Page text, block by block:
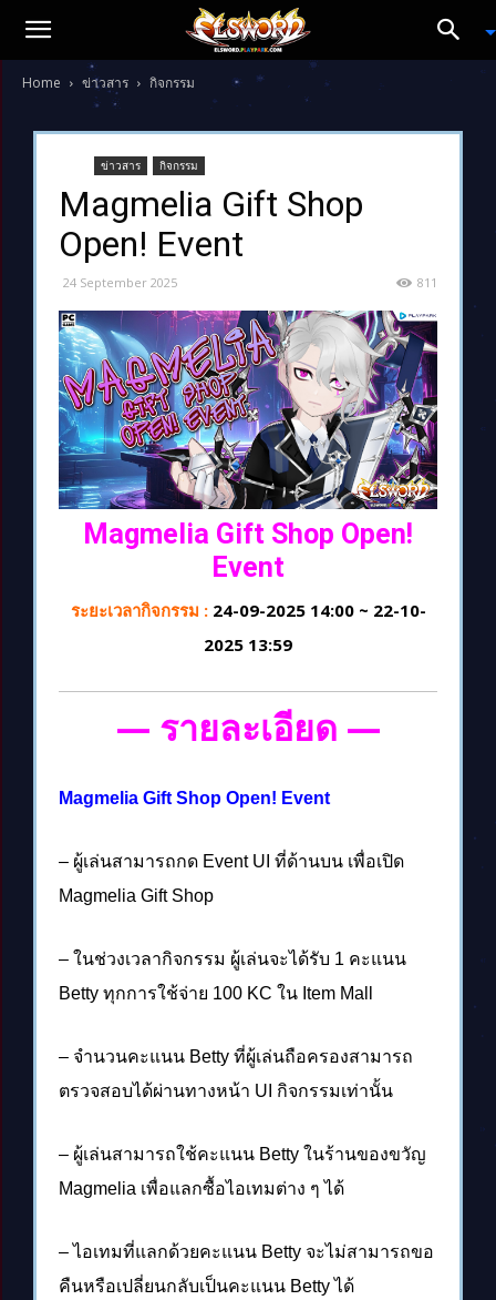
Home ข่าวสาร กิจกรรม
ข่าวสาร กิจกรรม
Magmelia Gift Shop
Open! Event
24 September 2025 811
Magmelia Gift Shop Open!
Event
ระยะเวลากิจกรรม : 24-09-2025 14:00 ~ 22-10-
2025 13:59
— รายละเอียด —
Magmelia Gift Shop Open! Event
– ผู้เล่นสามารถกด Event UI ที่ด้านบน เพื่อเปิด
Magmelia Gift Shop
– ในช่วงเวลากิจกรรม ผู้เล่นจะได้รับ 1 คะแนน
Betty ทุกการใช้จ่าย 100 KC ใน Item Mall
– จำนวนคะแนน Betty ที่ผู้เล่นถือครองสามารถ
ตรวจสอบได้ผ่านทางหน้า UI กิจกรรมเท่านั้น
– ผู้เล่นสามารถใช้คะแนน Betty ในร้านของขวัญ
Magmelia เพื่อแลกซื้อไอเทมต่าง ๆ ได้
– ไอเทมที่แลกด้วยคะแนน Betty จะไม่สามารถขอ
คืนหรือเปลี่ยนกลับเป็นคะแนน Betty ได้